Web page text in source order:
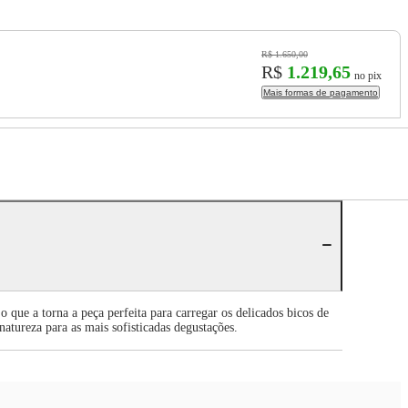
R$ 1.650,00
R$ 1.219,65 no pix
Mais formas de pagamento
que a torna a peça perfeita para carregar os delicados bicos de
para as mais sofisticadas degustações.